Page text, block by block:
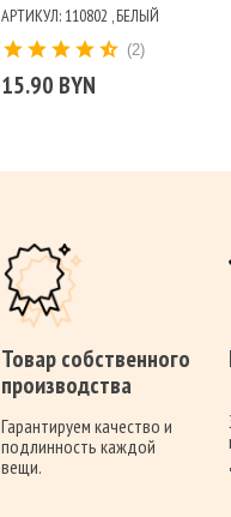
АРТИКУЛ: 110802 , БЕЛЫЙ
15.90 BYN
(2)
Товар собственного
производства
Гарантируем качество и
подлинность каждой
вещи.